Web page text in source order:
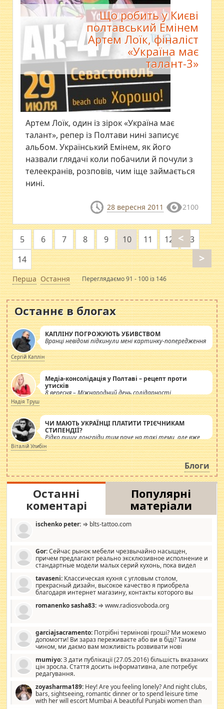
Що робить у Києві
полтавський Емінем
Артем Лоїк, фіналіст
«Україна має
талант-3»
Артем Лоїк, один із зірок «Україна має
талант», репер із Полтави нині записує
альбом. Український Емінем, як його
назвали глядачі коли побачили й почули з
телеекранів, розповів, чим іще займається
нині.
28 вересня 2011 2100
Перша
<
5 6 7 8 9 10 11 12
13
14
>
Остання Переглядаємо 91 - 100 із 146
Останнє в блогах
КАПЛІНУ ПОГРОЖУЮТЬ УБИВСТВОМ
Вранці невідомі підкинули мені картинку-попередження
Сергій Каплін
Медіа-консолідація у Полтаві – рецепт проти
утисків
8 вересня – Міжнародний день солідарності
журналістів.
Надія Труш
ЧИ МАЮТЬ УКРАЇНЦІ ПЛАТИТИ ТРІЄЧНИКАМ
СТИПЕНДІЇ?
Рідко пишу лонгріди тим паче на такі теми, але вже
просто дістало! Обурюють сьогоднішні інсенуації
навколо стипендіального питання. Штучно
роздувається ще одна соціальна катастрофа.
Віталій Улибін
Блоги
Останні
коментарі
Популярні
матеріали
ischenko peter: ⇒ blts-tattoo.com
Gor:Сейчас рынок мебели чрезвычайно насыщен,
причем предлагают реально эксклюзивное исполнение и
стандартные модели малых серий кухонь, пока видел
стандартные формы, в MebelOk, креативненько и что главное -
со вкусом все в порядке, без ненужных наворотов удорожающих
мебель, а это не последний фактор.
tavaseni: Классическая кухня с угловым столом,
прекрасный дизайн, высокое качество я приобрела
благодаря интернет магазину, контакты которого вы
romanenko sasha83: ⇒ www.radiosvoboda.org
garciajsacramento: Потрібні термінові гроші? Ми можемо
допомогти! Ви зараз переживаєте або ви в біді? Таким
чином, ми даємо вам можливість розвивати нові
допомагати людям, які намагаються дати їм шанс. Кожен
заслуговує на другий шанс, і, оскільки влада не зможе, вони
повинні приймати від інших. Для нас нема багато суми, і зрілість
витрат, а тільки узгоджених сум і нічого іншого. Не чекайте і не
коментуйте цей пост. Введіть суму, яку ви хочете подати, і ми
зв'яжемося з вами з усіма варіантами. зв'яжіться з нами
mumiyo:З дати публікації (27.05.2016) більшість вказаних
цін зросла. Стаття досить інформативна, але потребує
редагування.
zoyasharma189: Hey! Are you feeling lonely? And night clubs,
bars, sightseeing, romantic dinner or to spend leisure time
with her will escort Mumbai A beautiful Punjabi women than